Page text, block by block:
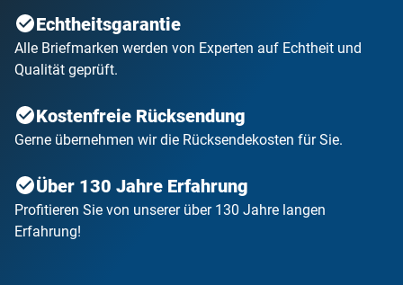
Echtheitsgarantie
Alle Briefmarken werden von Experten auf Echtheit und
Qualität geprüft.
Kostenfreie Rücksendung
Gerne übernehmen wir die Rücksendekosten für Sie.
Über 130 Jahre Erfahrung
Profitieren Sie von unserer über 130 Jahre langen
Erfahrung!